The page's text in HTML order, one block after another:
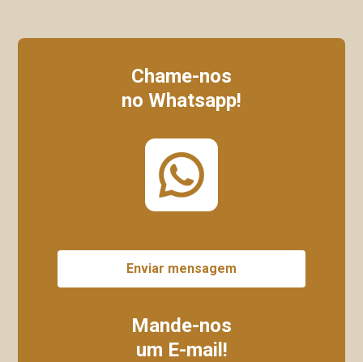
Chame-nos
no Whatsapp!
Enviar mensagem
Mande-nos
um E-mail!